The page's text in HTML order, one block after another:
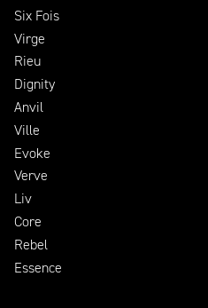
Six Fois
Virge
Rieu
Dignity
Anvil
Ville
Evoke
Verve
Liv
Core
Rebel
Essence